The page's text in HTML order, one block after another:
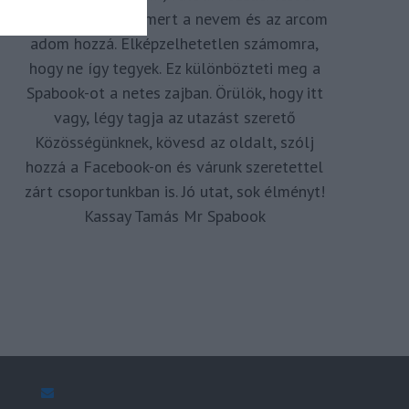
megkomponálva, mert a nevem és az arcom
adom hozzá. Elképzelhetetlen számomra,
hogy ne így tegyek. Ez különbözteti meg a
Spabook-ot a netes zajban. Örülök, hogy itt
vagy, légy tagja az utazást szerető
Közösségünknek, kövesd az oldalt, szólj
hozzá a Facebook-on és várunk szeretettel
zárt csoportunkban is. Jó utat, sok élményt!
Kassay Tamás Mr Spabook